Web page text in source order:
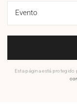
Esta página está protegido